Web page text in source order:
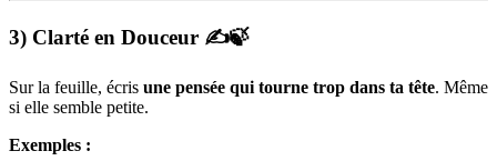
3) Clarté en Douceur ✍️🍃
Sur la feuille, écris une pensée qui tourne trop dans ta tête. Même
si elle semble petite.
Exemples :